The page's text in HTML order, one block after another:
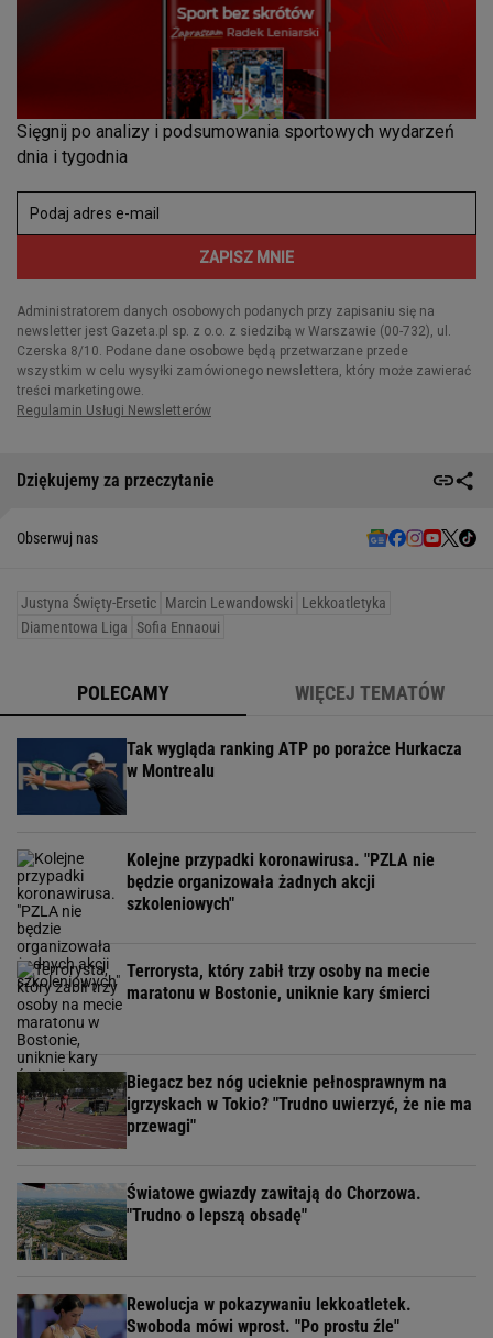
Dziękujemy za przeczytanie
Obserwuj nas
Justyna Święty-Ersetic Marcin Lewandowski
Lekkoatletyka
Diamentowa Liga Sofia Ennaoui
POLECAMY WIĘCEJ TEMATÓW
Tak wygląda ranking ATP po porażce Hurkacza
w Montrealu
Kolejne przypadki koronawirusa. "PZLA nie
będzie organizowała żadnych akcji
szkoleniowych"
Terrorysta, który zabił trzy osoby na mecie
maratonu w Bostonie, uniknie kary śmierci
Biegacz bez nóg ucieknie pełnosprawnym na
igrzyskach w Tokio? "Trudno uwierzyć, że nie ma
przewagi"
Światowe gwiazdy zawitają do Chorzowa.
"Trudno o lepszą obsadę"
Rewolucja w pokazywaniu lekkoatletek.
Swoboda mówi wprost. "Po prostu źle"